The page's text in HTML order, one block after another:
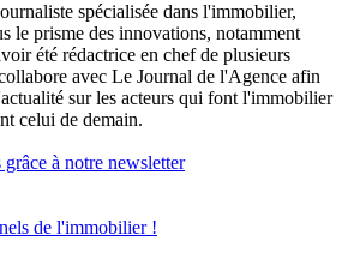
spécialisée dans l'immobilier,
le prisme des innovations, notamment
été rédactrice en chef de plusieurs
avec Le Journal de l'Agence afin
sur les acteurs qui font l'immobilier
celui de demain.
à notre newsletter
de l'immobilier!